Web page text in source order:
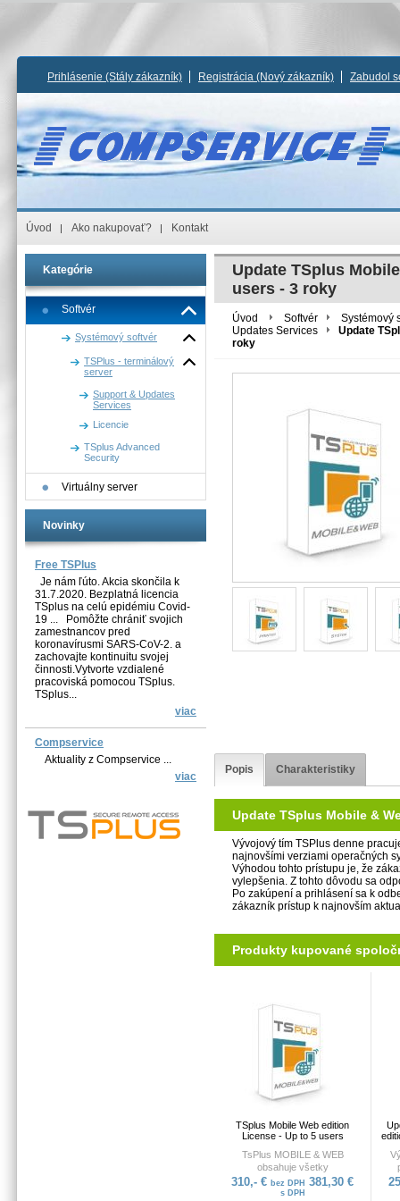
Prihlásenie (Stály zákazník) Registrácia (Nový zákazník) Zabudol
Úvod Ako nakupovať? Kontakt
Kategórie
Softvér
Systémový softvér
TSPlus - terminálový
server
Support & Updates
Services
Licencie
TSplus Advanced
Security
Virtuálny server
Novinky
Free TSPlus
Je nám ľúto. Akcia skončila k
31.7.2020. Bezplatná licencia
TSplus na celú epidémiu Covid-
19 ... Pomôžte chrániť svojich
zamestnancov pred
koronavírusmi SARS-CoV-2. a
zachovajte kontinuitu svojej
činnosti.Vytvorte vzdialené
pracoviská pomocou TSplus.
TSplus...
viac
Compservice
Aktuality z Compservice ...
viac
Update TSplus
users - 3 roky
Úvod Softvér
Systémový
Updates Services
Update
roky
Popis Charakteristiky
Update TSplus Mobile &
Vývojový tím TSPlus denne
najnovšími verziami operačných
Výhodou tohto prístupu je, že
vylepšenia. Z tohto dôvodu sa
Po zakúpení a prihlásení sa k
zákazník prístup k najnovším
Produkty kupované
TSplus Mobile Web edition
License - Up to 5 users
TsPlus MOBILE & WEB
obsahuje všetky
funkcie TsPlus PRINTER.
Umožňuje vzdialený prístup na
310,- € bez DPH 381,30 €
s DPH